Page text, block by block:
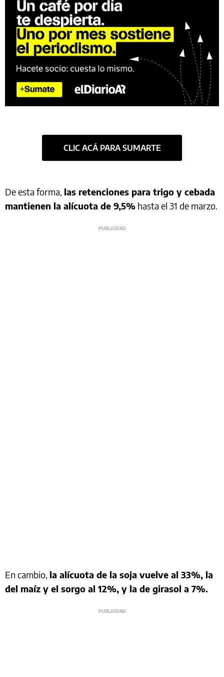
CLIC ACÁ PARA SUMARTE
De esta forma, las retenciones para trigo y cebada
mantienen la alícuota de 9,5% hasta el 31 de marzo.
En cambio, la alícuota de la soja vuelve al 33%, la
del maíz y el sorgo al 12%, y la de girasol a 7%.